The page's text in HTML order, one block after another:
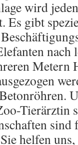
wird
gibt
nach
Metern
Tierärztin
sind
helfen